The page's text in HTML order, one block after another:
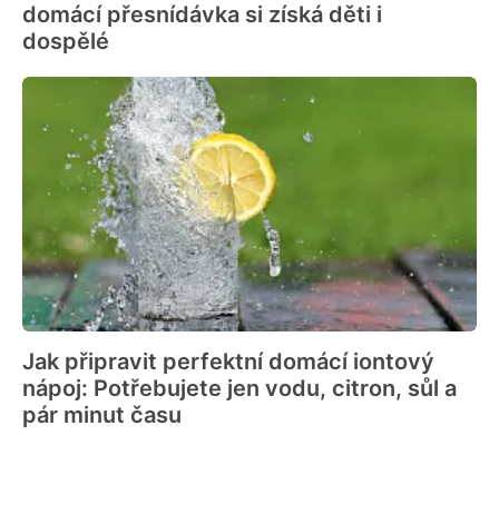
domácí přesnídávka si získá děti i
dospělé
Jak připravit perfektní domácí iontový
nápoj: Potřebujete jen vodu, citron, sůl a
pár minut času